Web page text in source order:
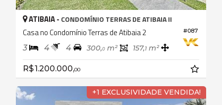
#087
ATIBAIA - CONDOMÍNIO TERRAS DE ATIBAIA II
Casa no Condomínio Terras de Atibaia 2
3 4 4 300,0 m² 157,1 m²
R$ 1.200.000,00
+1 EXCLUSIVIDADE VENDIDA!